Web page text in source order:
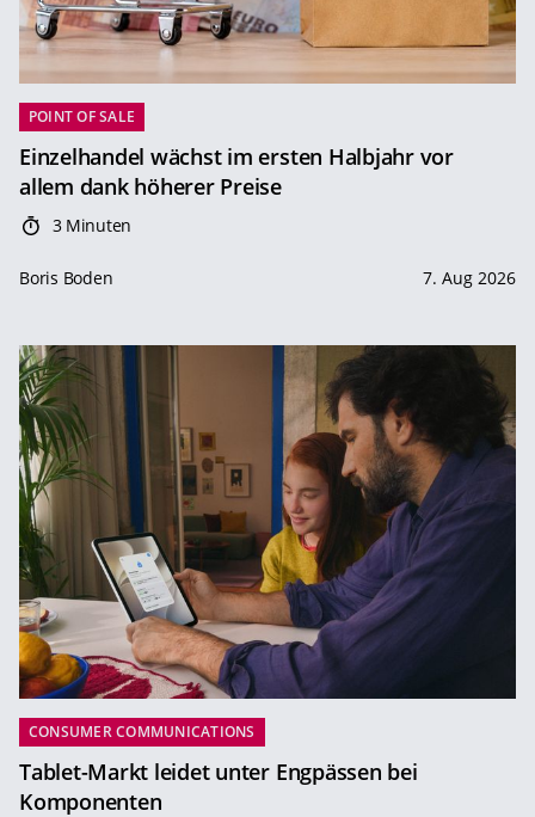
POINT OF SALE
Einzelhandel wächst im ersten Halbjahr vor
allem dank höherer Preise
3 Minuten
Boris Boden 7. Aug 2026
CONSUMER COMMUNICATIONS
Tablet-Markt leidet unter Engpässen bei
Komponenten